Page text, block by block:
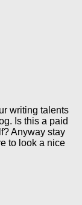
writing talents
Is this a paid
Anyway stay
to look a nice